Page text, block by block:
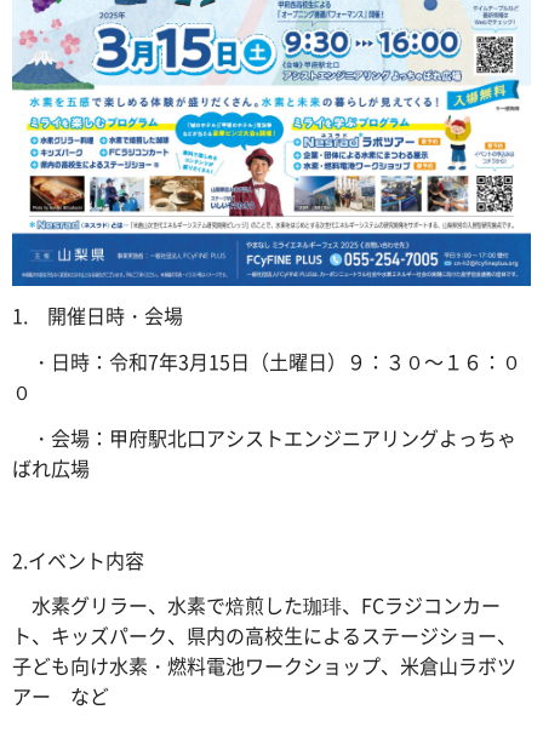
1. 開催日時・会場
・日時：令和7年3月15日（土曜日）９：３０～１６：０
０
・会場：甲府駅北口アシストエンジニアリングよっちゃ
ばれ広場
2.イベント内容
水素グリラー、水素で焙煎した珈琲、FCラジコンカー
ト、キッズパーク、県内の高校生によるステージショー、
子ども向け水素・燃料電池ワークショップ、米倉山ラボツ
アー など